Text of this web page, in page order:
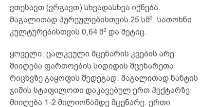
ვთესავთ (ვრგავთ) სხვადასხვა იქნება.
მაგალითად პურეულებისთვის 25 სმ2 , სათოხნი
კულტურებისთვის 0,64 მ2 და მეტიც.
ყოველი, ცალკეული მცენარის კვების არე
მიიღება ფართოების სიდიდის მცენარეთა
რიცხვზე გაყოფის შედეგად. მაგალითად ნანტის
ჯიშის სტაფილოთი დაკავებულ ერთ ჰექტარზე
მიიღება 1-2 მილიონამდე მცენარე. ერთი